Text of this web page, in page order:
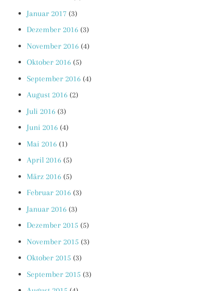
Januar 2017 (3)
Dezember 2016 (3)
November 2016 (4)
Oktober 2016 (5)
September 2016 (4)
August 2016 (2)
Juli 2016 (3)
Juni 2016 (4)
Mai 2016 (1)
April 2016 (5)
März 2016 (5)
Februar 2016 (3)
Januar 2016 (3)
Dezember 2015 (5)
November 2015 (3)
Oktober 2015 (3)
September 2015 (3)